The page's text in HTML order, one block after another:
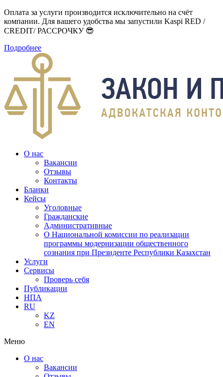
Оплата за услуги производится исключительно на счёт
компании. Для вашего удобства мы запустили Kaspi RED /
CREDIT/ РАССРОЧКУ 😎
Подробнее
О нас
Вакансии
Отзывы
Контакты
Бланки
Кейсы
Уголовные
Гражданские
Административные
О Национальной комиссии по реализации
программы модернизации общественного
сознания при Президенте Республики Казахстан
Услуги
Сервисы
Проверь себя
Публикации
НПА
RU
KZ
EN
Меню
О нас
Вакансии